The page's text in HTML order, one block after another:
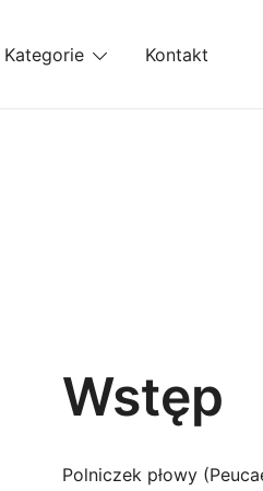
Kategorie Kontakt
Wstęp
Polniczek płowy